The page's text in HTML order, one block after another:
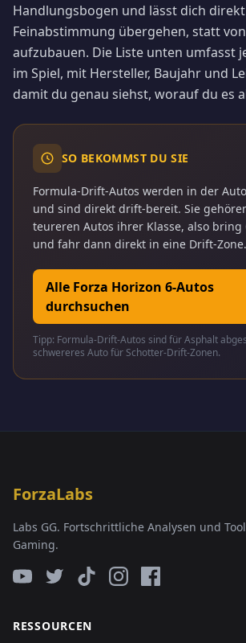
Handlungsbogen und lässt dich
Feinabstimmung übergehen, statt
aufzubauen. Die Liste unten umfasst
im Spiel, mit Hersteller, Baujahr und
damit du genau siehst, worauf du es
SO BEKOMMST DU SIE
Formula-Drift-Autos werden in der
und sind direkt drift-bereit. Sie
teureren Autos ihrer Klasse, also bring
und fahr dann direkt in eine Drift-Zone.
Alle Forza Horizon 6-Autos
durchsuchen
Tipp: Formula-Drift-Autos sind für Asphalt
schwereres Auto für Schotter-Drift-Zonen.
ForzaLabs
Labs GG. Fortschrittliche Analysen und
Gaming.
RESSOURCEN